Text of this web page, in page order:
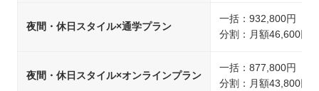
夜間・休日スタイル×通学プラン
一括：932,800円（税
分割：月額46,600円
夜間・休日スタイル×オンラインプラン
一括：877,800円（税
分割：月額43,800円